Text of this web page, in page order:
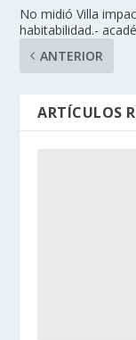
No midió Villa
habitabilidad.-
ANTERIOR
ARTÍCULOS